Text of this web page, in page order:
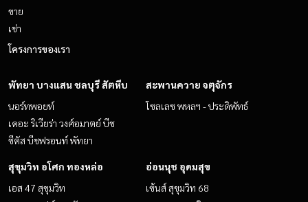
ขาย
เช่า
โครงการของเรา
พัทยา บางแสน ชลบุรี สัตหีบ
นอร์ทพอยท์
เดอะ ริเวียร่า วงศ์อมาตย์ บีช
ซีตัส บีชฟรอนท์ พัทยา
สะพานควาย จตุจักร
โซลเลซ พหลฯ - ประดิพัทธ์
สุขุมวิท อโศก ทองหล่อ
เอส 47 สุขุมวิท
อ่อนนุช อุดมสุข
เซ้นส์ สุขุมวิท 68